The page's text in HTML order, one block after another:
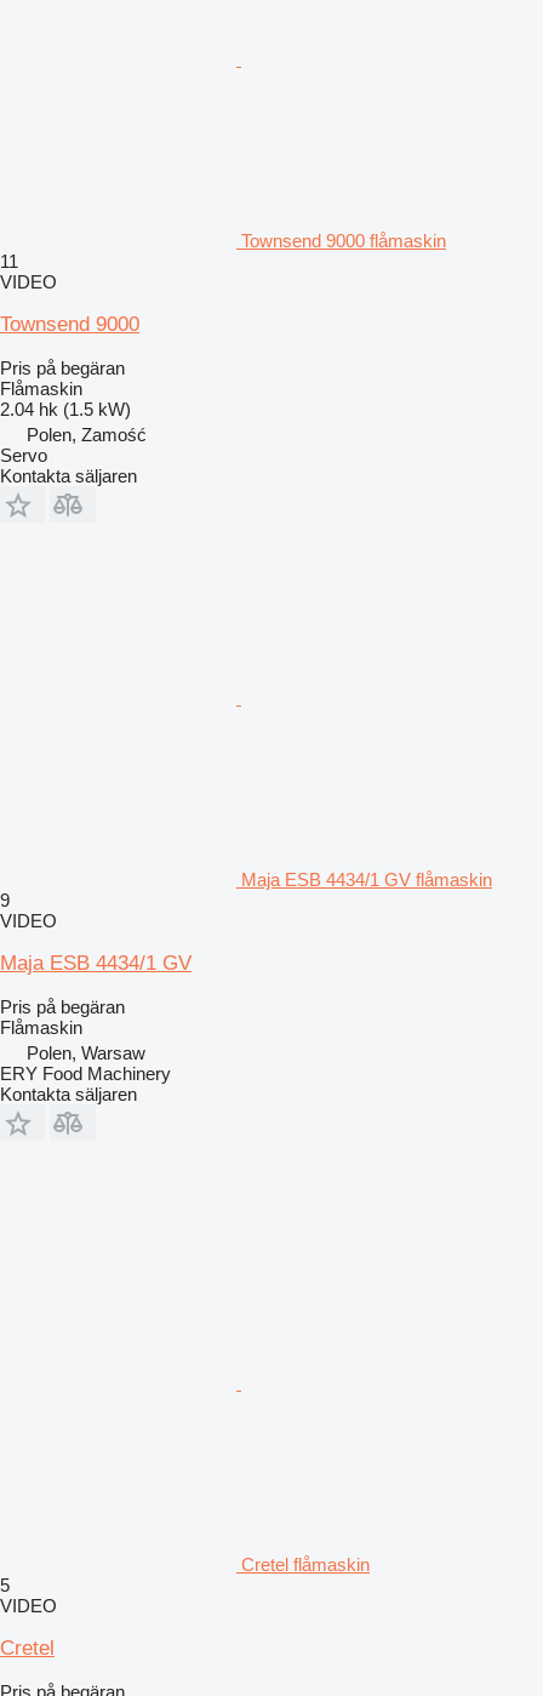
Townsend 9000 flåmaskin
11
VIDEO
Townsend 9000
Pris på begäran
Flåmaskin
2.04 hk (1.5 kW)
Polen, Zamość
Servo
Kontakta säljaren
Maja ESB 4434/1 GV flåmaskin
9
VIDEO
Maja ESB 4434/1 GV
Pris på begäran
Flåmaskin
Polen, Warsaw
ERY Food Machinery
Kontakta säljaren
Cretel flåmaskin
5
VIDEO
Cretel
Pris på begäran